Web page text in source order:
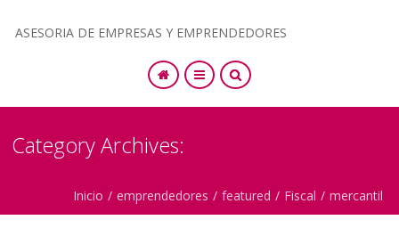
ASESORIA DE EMPRESAS Y EMPRENDEDORES
Category Archives:
Inicio / emprendedores / featured / Fiscal / mercantil